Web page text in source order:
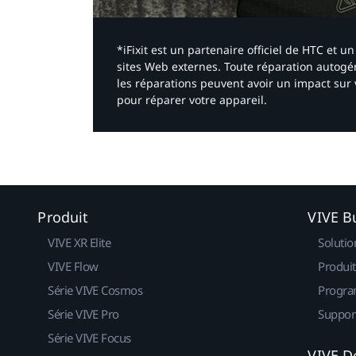
*iFixit est un partenaire officiel de HTC et
sites Web externes. Toute réparation
les réparations peuvent avoir un impact
pour réparer votre appareil.​
Produit
VIVE XR Elite
VIVE Flow
Série VIVE Cosmos
Série VIVE Pro
Série VIVE Focus
VIVE